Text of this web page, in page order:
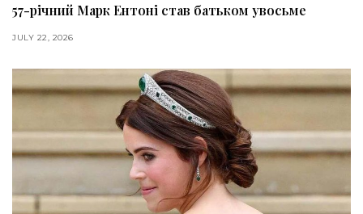
57-річний Марк Ентоні став батьком увосьме
JULY 22, 2026